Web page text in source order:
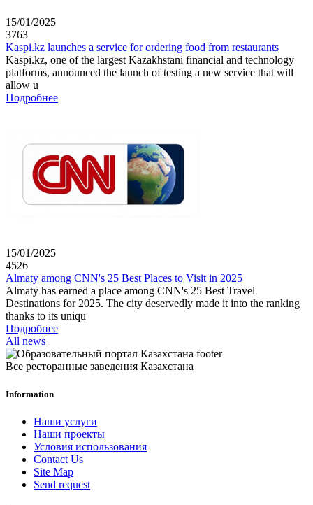
15/01/2025
3763
Kaspi.kz launches a service for ordering food from restaurants
Kaspi.kz, one of the largest Kazakhstani financial and technology
platforms, announced the launch of testing a new service that will
allow u
Подробнее
15/01/2025
4526
Almaty among CNN's 25 Best Places to Visit in 2025
Almaty has earned a place among CNN's 25 Best Travel
Destinations for 2025. The city deservedly made it into the ranking
thanks to its uniqu
Подробнее
All news
Все ресторанные заведения Казахстана
Information
Наши услуги
Наши проекты
Условия использования
Contact Us
Site Map
Send request